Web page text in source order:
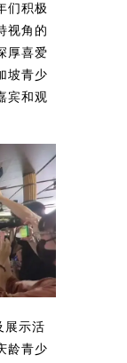
们积极
视角的
厚喜爱
坡青少
宾和观
展示活
龄青少